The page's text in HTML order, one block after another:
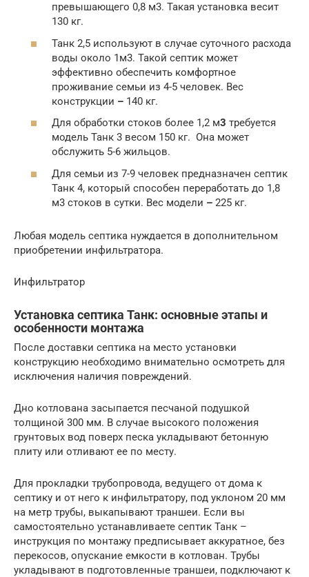
превышающего 0,8 м3. Такая установка весит
130 кг.
Танк 2,5 используют в случае суточного расхода
воды около 1м3. Такой септик может
эффективно обеспечить комфортное
проживание семьи из 4-5 человек. Вес
конструкции – 140 кг.
Для обработки стоков более 1,2 м3 требуется
модель Танк 3 весом 150 кг. Она может
обслужить 5-6 жильцов.
Для семьи из 7-9 человек предназначен септик
Танк 4, который способен переработать до 1,8
м3 стоков в сутки. Вес модели – 225 кг.
Любая модель септика нуждается в дополнительном
приобретении инфильтратора.
Инфильтратор
Установка септика Танк: основные этапы и
особенности монтажа
После доставки септика на место установки
конструкцию необходимо внимательно осмотреть для
исключения наличия повреждений.
Дно котлована засыпается песчаной подушкой
толщиной 300 мм. В случае высокого положения
грунтовых вод поверх песка укладывают бетонную
плиту или отливают ее по месту.
Для прокладки трубопровода, ведущего от дома к
септику и от него к инфильтратору, под уклоном 20 мм
на метр трубы, выкапывают траншеи. Если вы
самостоятельно устанавливаете септик Танк –
инструкция по монтажу предписывает аккуратное, без
перекосов, опускание емкости в котлован. Трубы
укладывают в подготовленные траншеи, подключают к